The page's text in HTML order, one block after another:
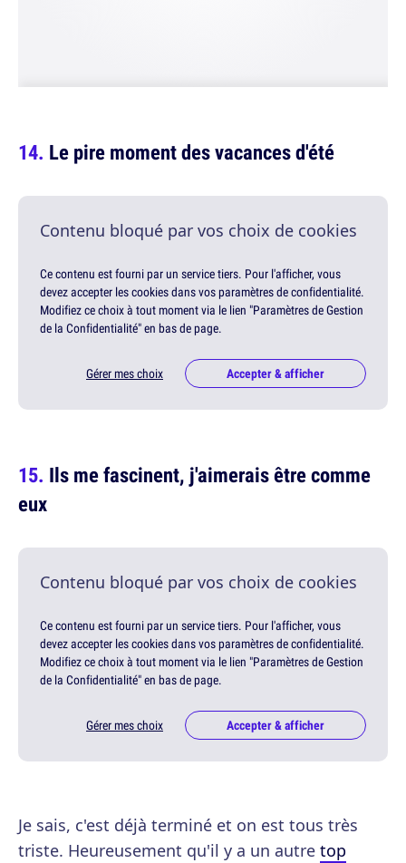
Le pire moment des vacances d'été
Contenu bloqué par vos choix de cookies
Ce contenu est fourni par un service tiers. Pour l'afficher, vous
devez accepter les cookies dans vos paramètres de confidentialité.
Modifiez ce choix à tout moment via le lien "Paramètres de Gestion
de la Confidentialité" en bas de page.
Gérer mes choix Accepter & afficher
Ils me fascinent, j'aimerais être comme
eux
Contenu bloqué par vos choix de cookies
Ce contenu est fourni par un service tiers. Pour l'afficher, vous
devez accepter les cookies dans vos paramètres de confidentialité.
Modifiez ce choix à tout moment via le lien "Paramètres de Gestion
de la Confidentialité" en bas de page.
Gérer mes choix Accepter & afficher
Je sais, c'est déjà terminé et on est tous très
triste. Heureusement qu'il y a un autre top